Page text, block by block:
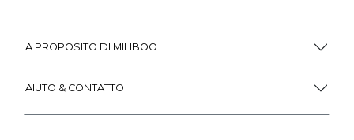
A PROPOSITO DI MILIBOO
AIUTO & CONTATTO